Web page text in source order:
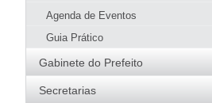
Agenda de Eventos
Guia Prático
Hotéis e Pousadas
Gabinete do Prefeito
Prefeito
Secretarias